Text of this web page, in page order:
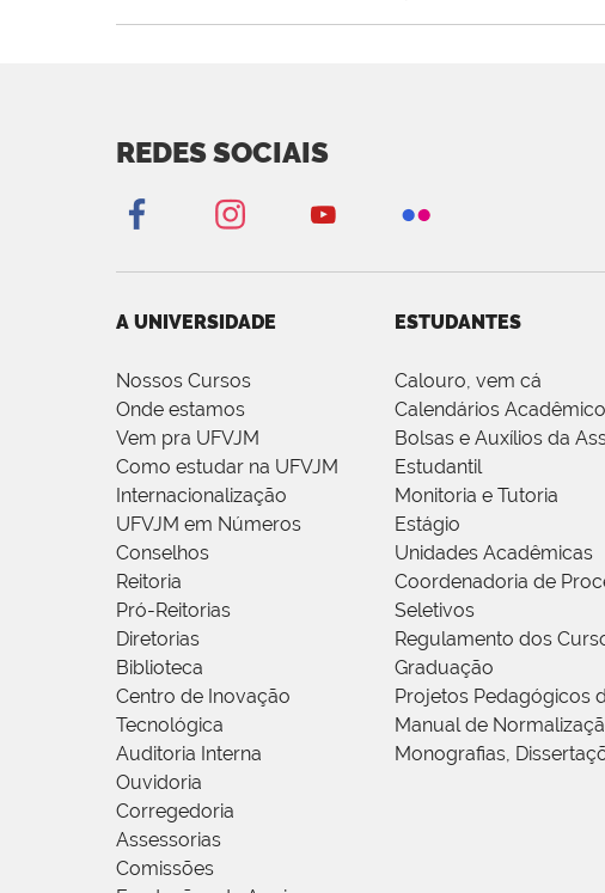
REDES SOCIAIS
A UNIVERSIDADE
Nossos Cursos
Onde estamos
Vem pra UFVJM
Como estudar na UFVJM
Internacionalização
UFVJM em Números
Conselhos
Reitoria
Pró-Reitorias
Diretorias
Biblioteca
Centro de Inovação
Tecnológica
Auditoria Interna
Ouvidoria
Corregedoria
Assessorias
Comissões
ESTUDANTES
Calouro, vem cá
Calendários
Bolsas e Auxílios da
Estudantil
Monitoria e Tutoria
Estágio
Unidades Acadêmicas
Coordenadoria de
Seletivos
Regulamento dos
Graduação
Projetos Pedagógicos
Manual de
Monografias,